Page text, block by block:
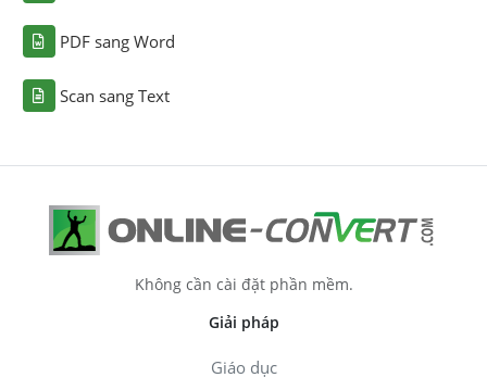
PDF sang Word
Scan sang Text
Không cần cài đặt phần mềm.
Giải pháp
Giáo dục